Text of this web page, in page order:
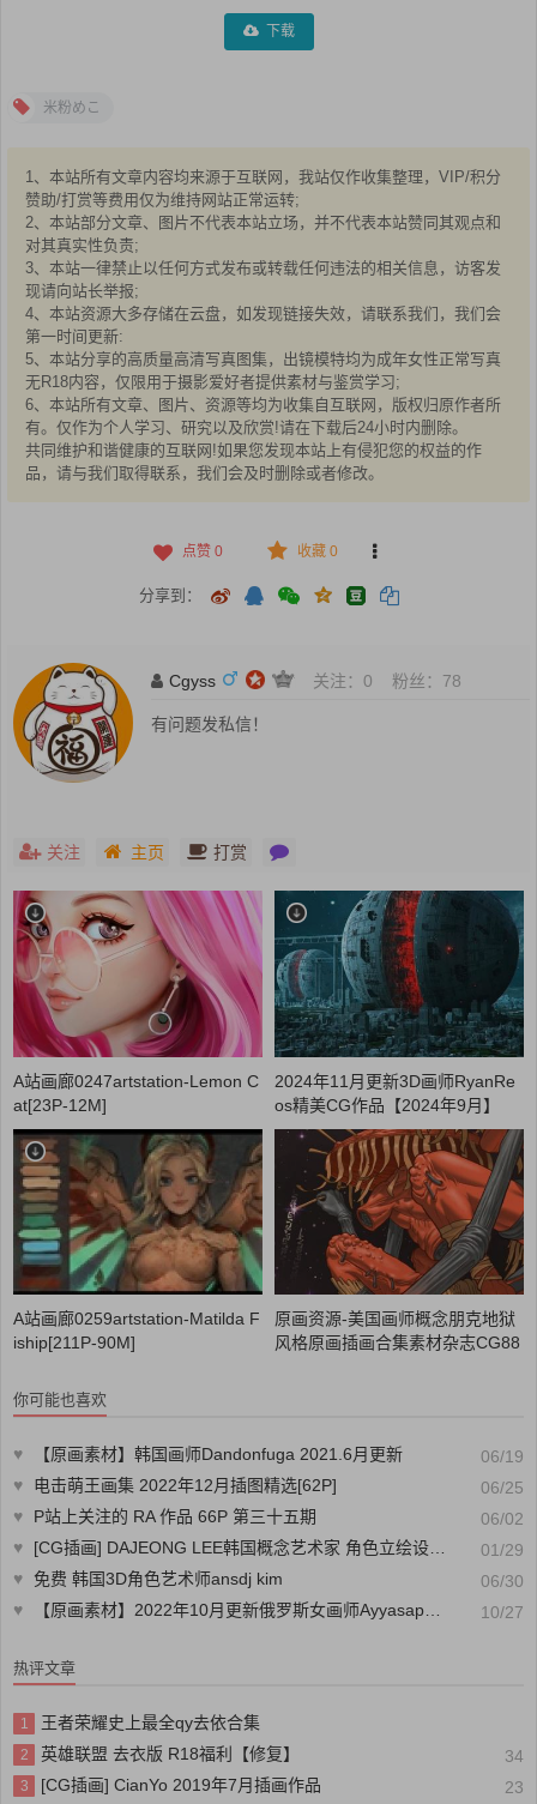
下载
米粉めこ
1、本站所有文章内容均来源于互联网，我站仅作收集整理，VIP/积分
赞助/打赏等费用仅为维持网站正常运转;
2、本站部分文章、图片不代表本站立场，并不代表本站赞同其观点和
对其真实性负责;
3、本站一律禁止以任何方式发布或转载任何违法的相关信息，访客发
现请向站长举报;
4、本站资源大多存储在云盘，如发现链接失效，请联系我们，我们会
第一时间更新:
5、本站分享的高质量高清写真图集，出镜模特均为成年女性正常写真
无R18内容，仅限用于摄影爱好者提供素材与鉴赏学习;
6、本站所有文章、图片、资源等均为收集自互联网，版权归原作者所
有。仅作为个人学习、研究以及欣赏!请在下载后24小时内删除。
共同维护和谐健康的互联网!如果您发现本站上有侵犯您的权益的作
品，请与我们取得联系，我们会及时删除或者修改。
点赞 0 收藏 0
分享到：
Cgyss 关注： 0 粉丝： 78
有问题发私信！
关注 主页 打赏
A站画廊0247artstation-Lemon C
at[23P-12M]
2024年11月更新3D画师RyanRe
os精美CG作品【2024年9月】
A站画廊0259artstation-Matilda F
iship[211P-90M]
原画资源-美国画师概念朋克地狱
风格原画插画合集素材杂志CG88
你可能也喜欢
♥ 【原画素材】韩国画师Dandonfuga 2021.6月更新
06/19
♥
电击萌王画集 2022年12月插图精选[62P]
06/25
♥
P站上关注的 RA 作品 66P 第三十五期
06/02
♥
[CG插画] DAJEONG LEE韩国概念艺术家 角色立绘设计作品44p
01/29
♥
免费 韩国3D角色艺术师ansdj kim
06/30
♥
【原画素材】2022年10月更新俄罗斯女画师Ayyasap高清精美作品【61期】 10/27
热评文章
1 王者荣耀史上最全qy去依合集
2 英雄联盟 去衣版 R18福利【修复】 34
3 [CG插画] CianYo 2019年7月插画作品 23